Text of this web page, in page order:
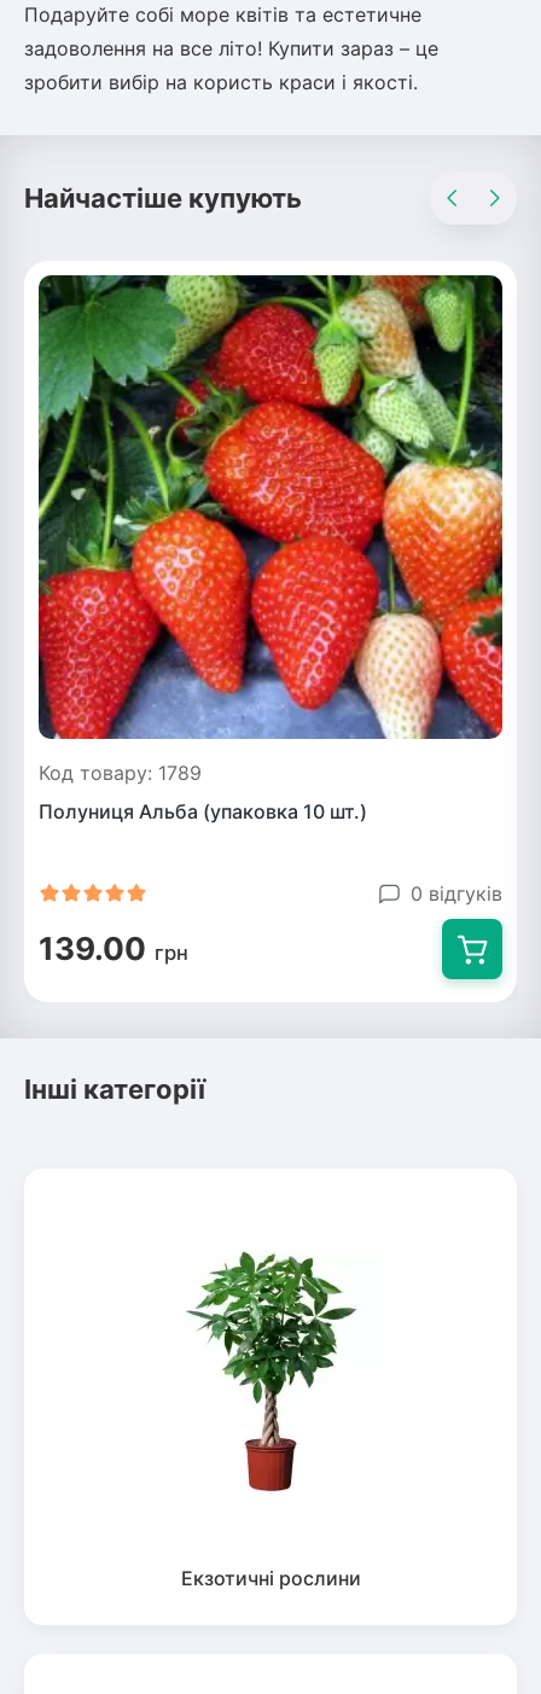
Подаруйте собі море квітів та естетичне
задоволення на все літо! Купити зараз – це
зробити вибір на користь краси і якості.
Найчастіше купують
Код товару: 1789
Полуниця Альба (упаковка 10 шт.)
0 відгуків
139.00 грн
Інші категорії
Екзотичні рослини